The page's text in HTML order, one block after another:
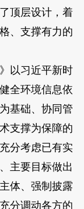
顶层设计，着
、支撑有力的
以习近平新时
全环境信息依
基础、协同管
支撑为保障的
分考虑已有实
主要目标做出
体、强制披露
分调动各方的